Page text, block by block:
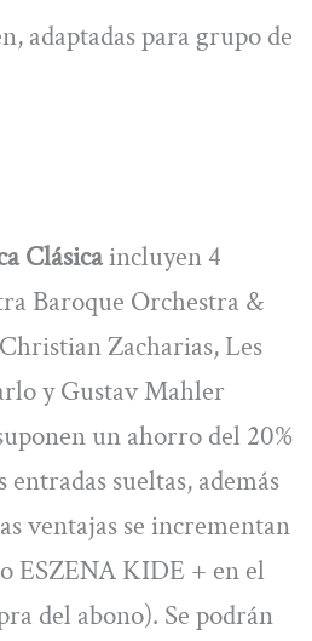
adaptadas para grupo de
Clásicaincluyen 4
Baroque Orchestra &
Zacharias, Les
y Gustav Mahler
un ahorro del 20%
entradas sueltas, además
ventajas se incrementan
ESZENA KIDE + en el
del abono). Se podrán